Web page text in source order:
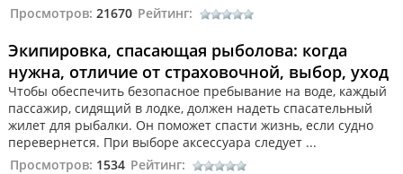
Просмотров: 21670 Рейтинг:
Экипировка, спасающая рыболова: когда
нужна, отличие от страховочной, выбор, уход
Чтобы обеспечить безопасное пребывание на воде, каждый
пассажир, сидящий в лодке, должен надеть спасательный
жилет для рыбалки. Он поможет спасти жизнь, если судно
перевернется. При выборе аксессуара следует ...
Просмотров: 1534 Рейтинг: